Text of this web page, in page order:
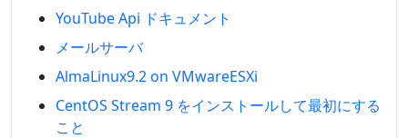
YouTube Api ドキュメント
メールサーバ
AlmaLinux9.2 on VMwareESXi
CentOS Stream 9 をインストールして最初にする
こと